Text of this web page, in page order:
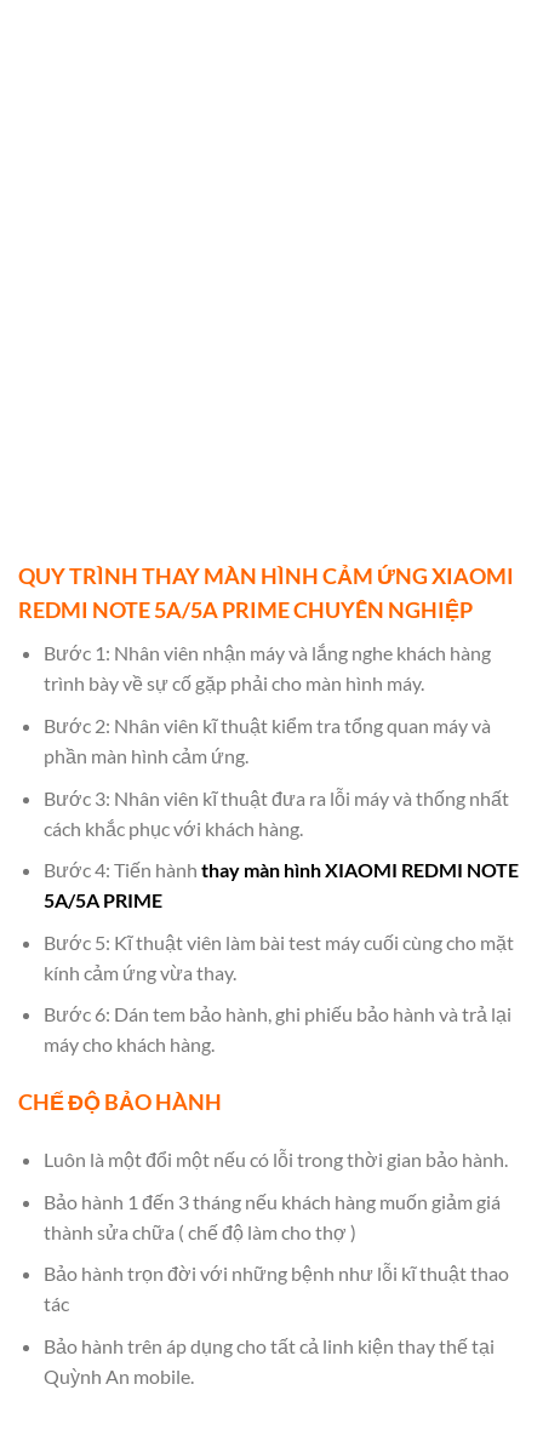
QUY TRÌNH THAY MÀN HÌNH CẢM ỨNG XIAOMI
REDMI NOTE 5A/5A PRIME CHUYÊN NGHIỆP
Bước 1: Nhân viên nhận máy và lắng nghe khách hàng
trình bày về sự cố gặp phải cho màn hình máy.
Bước 2: Nhân viên kĩ thuật kiểm tra tổng quan máy và
phần màn hình cảm ứng.
Bước 3: Nhân viên kĩ thuật đưa ra lỗi máy và thống nhất
cách khắc phục với khách hàng.
Bước 4: Tiến hành thay màn hình XIAOMI REDMI NOTE
5A/5A PRIME
Bước 5: Kĩ thuật viên làm bài test máy cuối cùng cho mặt
kính cảm ứng vừa thay.
Bước 6: Dán tem bảo hành, ghi phiếu bảo hành và trả lại
máy cho khách hàng.
CHẾ ĐỘ BẢO HÀNH
Luôn là một đổi một nếu có lỗi trong thời gian bảo hành.
Bảo hành 1 đến 3 tháng nếu khách hàng muốn giảm giá
thành sửa chữa ( chế độ làm cho thợ )
Bảo hành trọn đời với những bệnh như lỗi kĩ thuật thao
tác
Bảo hành trên áp dụng cho tất cả linh kiện thay thế tại
Quỳnh An mobile.